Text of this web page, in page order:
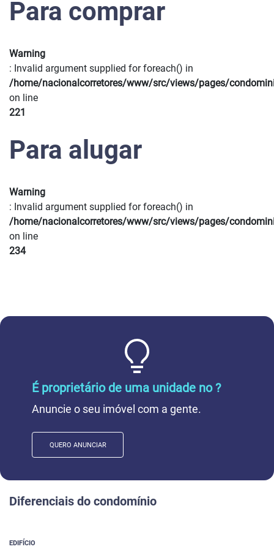
Para comprar
Warning
: Invalid argument supplied for foreach() in
/home/nacionalcorretores/www/src/views/pages/
on line
221
Para alugar
Warning
: Invalid argument supplied for foreach() in
/home/nacionalcorretores/www/src/views/pages/
on line
234
É proprietário de uma unidade no ?
Anuncie o seu imóvel com a gente.
QUERO ANUNCIAR
Diferenciais do condomínio
EDIFÍCIO